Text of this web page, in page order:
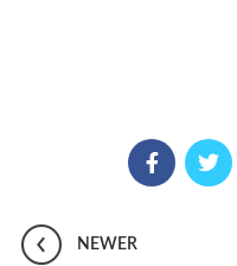
NEWER